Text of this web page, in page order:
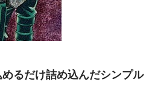
るだけ詰め込んだシンプル